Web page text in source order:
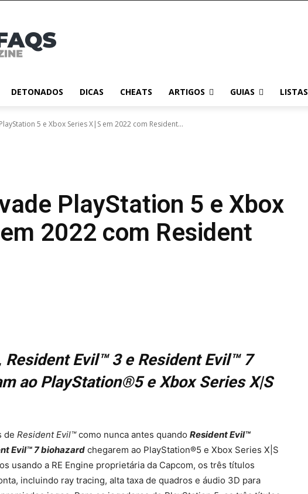
DETONADOS DICAS CHEATS ARTIGOS GUIAS LISTAS
5 e Xbox Series X|S em 2022 com Resident...
PlayStation 5 e Xbox
2022 com Resident
Resident Evil™ 3 e Resident Evil™ 7
ao PlayStation®5 e Xbox Series X|S
de Resident Evil™como nunca antes quando Resident Evil™
Evil™ 7 biohazard chegarem ao PlayStation®5 e Xbox Series X|S
usando a RE Engine proprietária da Capcom, os três títulos
incluindo ray tracing, alta taxa de quadros e áudio 3D para